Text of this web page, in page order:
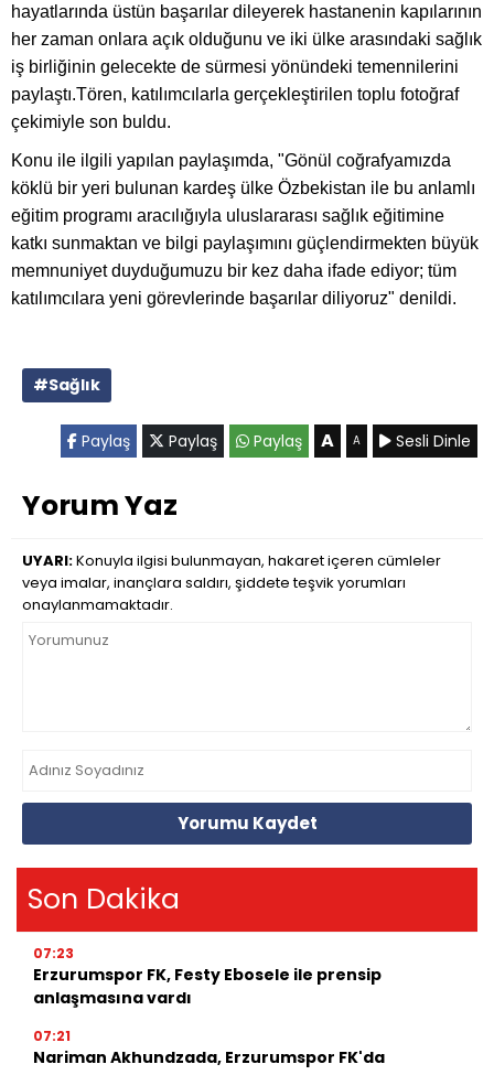
hayatlarında üstün başarılar dileyerek hastanenin kapılarının
her zaman onlara açık olduğunu ve iki ülke arasındaki sağlık
iş birliğinin gelecekte de sürmesi yönündeki temennilerini
paylaştı.Tören, katılımcılarla gerçekleştirilen toplu fotoğraf
çekimiyle son buldu.
Konu ile ilgili yapılan paylaşımda, "Gönül coğrafyamızda
köklü bir yeri bulunan kardeş ülke Özbekistan ile bu anlamlı
eğitim programı aracılığıyla uluslararası sağlık eğitimine
katkı sunmaktan ve bilgi paylaşımını güçlendirmekten büyük
memnuniyet duyduğumuzu bir kez daha ifade ediyor; tüm
katılımcılara yeni görevlerinde başarılar diliyoruz" denildi.
#Sağlık
Paylaş Paylaş Paylaş A A Sesli Dinle
Yorum Yaz
UYARI:Konuyla ilgisi bulunmayan, hakaret içeren cümleler
veya imalar, inançlara saldırı, şiddete teşvik yorumları
onaylanmamaktadır.
Yorumu Kaydet
Son Dakika
07:23
Erzurumspor FK, Festy Ebosele ile prensip
anlaşmasına vardı
07:21
Nariman Akhundzada, Erzurumspor FK'da